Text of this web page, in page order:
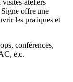
visites-ateliers
Signe offre une
les pratiques et
conférences,
etc.